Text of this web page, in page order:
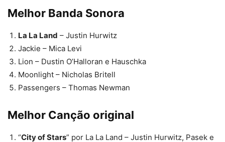
Melhor Banda Sonora
La La Land – Justin Hurwitz
Jackie – Mica Levi
Lion – Dustin O’Halloran e Hauschka
Moonlight – Nicholas Britell
Passengers – Thomas Newman
Melhor Canção original
“City of Stars” por La La Land – Justin Hurwitz, Pasek e